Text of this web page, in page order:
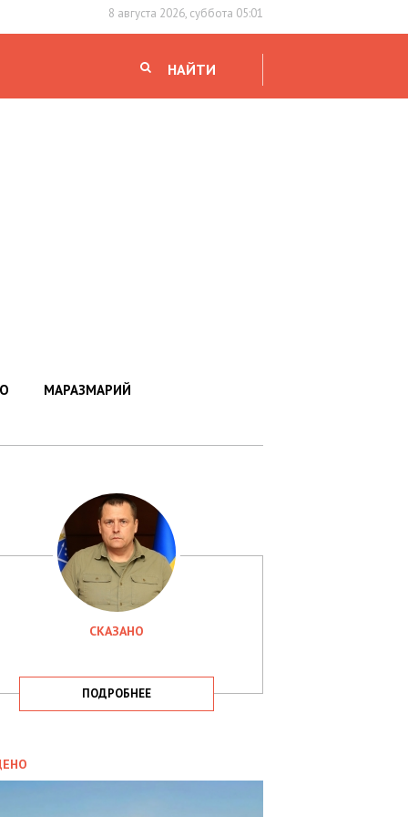
8 августа 2026, суббота 05:01
НАЙТИ
МАРАЗМАРИЙ
СКАЗАНО
ПОДРОБНЕЕ